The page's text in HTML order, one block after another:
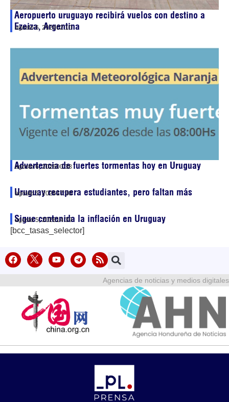
Aeropuerto uruguayo recibirá vuelos con destino a
Ezeiza, Argentina
agosto 6, 202602:10
Advertencia de fuertes tormentas hoy en Uruguay
agosto 6, 202600:38
Uruguay recupera estudiantes, pero faltan más
agosto 5, 202617:30
Sigue contenida la inflación en Uruguay
agosto 5, 202614:39
[bcc_tasas_selector]
Agencias de noticias y medios digitales